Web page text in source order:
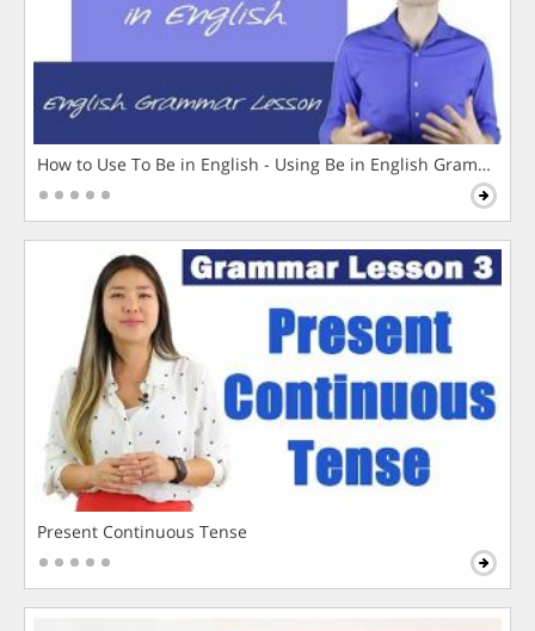
How to Use To Be in English - Using Be in English Grammar
Present Continuous Tense